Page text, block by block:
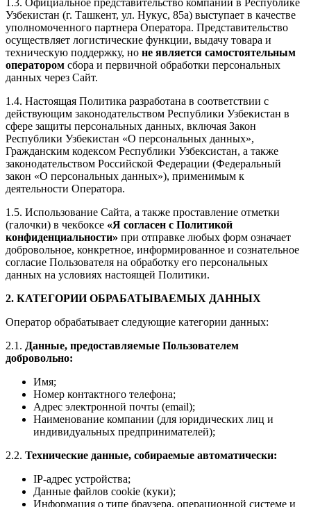
Узбекистан (г. Ташкент, ул. Нукус, 85а) выступает в качестве
уполномоченного партнера Оператора. Представительство
осуществляет логистические функции, выдачу товара и
техническую поддержку, но не является самостоятельным
оператором сбора и первичной обработки персональных
данных через Сайт.
1.4. Настоящая Политика разработана в соответствии с
действующим законодательством Республики Узбекистан в
сфере защиты персональных данных, включая Закон
Республики Узбекистан «О персональных данных»,
Гражданским кодексом Республики Узбексистан, а также
законодательством Российской Федерации (Федеральный
закон «О персональных данных»), применимым к
деятельности Оператора.
1.5. Использование Сайта, а также проставление отметки
(галочки) в чекбоксе «Я согласен с Политикой
конфиденциальности» при отправке любых форм означает
добровольное, конкретное, информированное и сознательное
согласие Пользователя на обработку его персональных
данных на условиях настоящей Политики.
2. КАТЕГОРИИ ОБРАБАТЫВАЕМЫХ ДАННЫХ
Оператор обрабатывает следующие категории данных:
2.1. Данные, предоставляемые Пользователем
добровольно:
Имя;
Номер контактного телефона;
Адрес электронной почты (email);
Наименование компании (для юридических лиц и
индивидуальных предпринимателей);
2.2. Технические данные, собираемые автоматически:
IP-адрес устройства;
Данные файлов cookie (куки);
Информация о типе браузера, операционной системе и